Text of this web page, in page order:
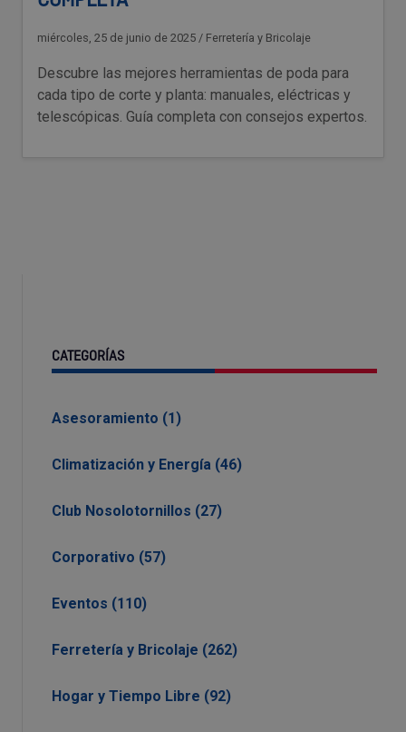
miércoles, 25 de junio de 2025 / Ferretería y Bricolaje
Descubre las mejores herramientas de poda para
cada tipo de corte y planta: manuales, eléctricas y
telescópicas. Guía completa con consejos expertos.
CATEGORÍAS
Asesoramiento (1)
Climatización y Energía (46)
Club Nosolotornillos (27)
Corporativo (57)
Eventos (110)
Ferretería y Bricolaje (262)
Hogar y Tiempo Libre (92)